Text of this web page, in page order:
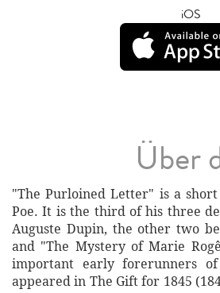
iOS
Über
"The Purloined Letter" is a
Poe. It is the third of his three
Auguste Dupin, the other two
and "The Mystery of Marie
important early forerunners
appeared in The Gift for 1845